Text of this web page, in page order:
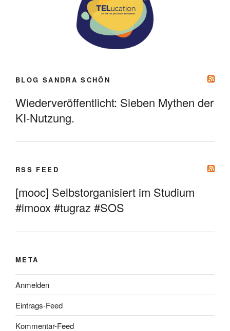
BLOG SANDRA SCHÖN
Wiederveröffentlicht: Sieben Mythen der
KI-Nutzung.
RSS FEED
[mooc] Selbstorganisiert im Studium
#imoox #tugraz #SOS
META
Anmelden
Eintrags-Feed
Kommentar-Feed